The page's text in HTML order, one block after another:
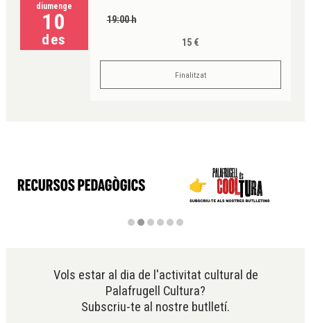
diumenge
10
des
19:00 h
15 €
Finalitzat
Vols estar al dia de l'activitat cultural de
Palafrugell Cultura?
Subscriu-te al nostre butlletí.